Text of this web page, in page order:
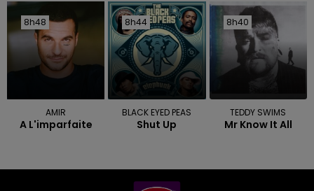
8h48
8h48
AMIR
A L'imparfaite
8h44
8h44
BLACK EYED PEAS
Shut Up
8h40
8h40
TEDDY SWIMS
Mr Know It All